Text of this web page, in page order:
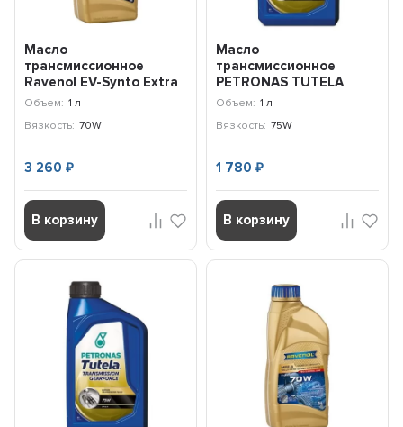
Масло
трансмиссионное
Ravenol EV-Synto Extra
Fluid 70W E-TF (1л)
Объем: 1 л
Вязкость: 70W
3 260₽
В корзину
Масло
трансмиссионное
PETRONAS TUTELA
EXPERYA 75W (1л)
Объем: 1 л
Вязкость: 75W
1 780 ₽
В корзину